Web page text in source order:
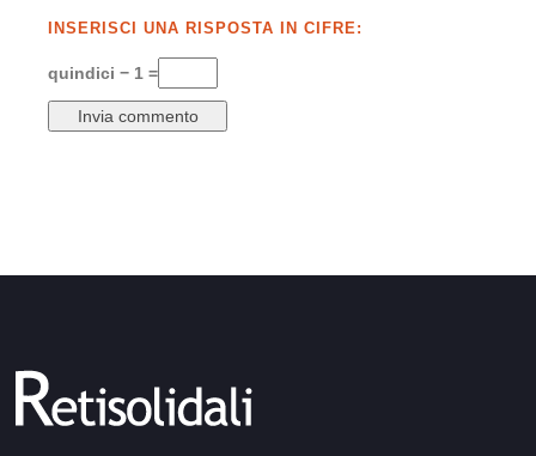
INSERISCI UNA RISPOSTA IN CIFRE:
quindici − 1 =